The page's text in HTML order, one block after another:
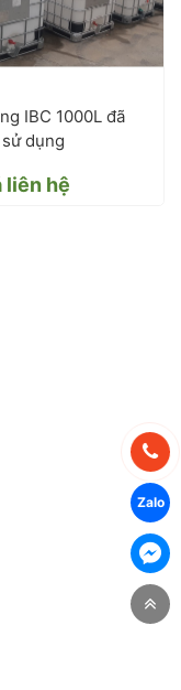
IBC 1000L đã
dụng
liên hệ